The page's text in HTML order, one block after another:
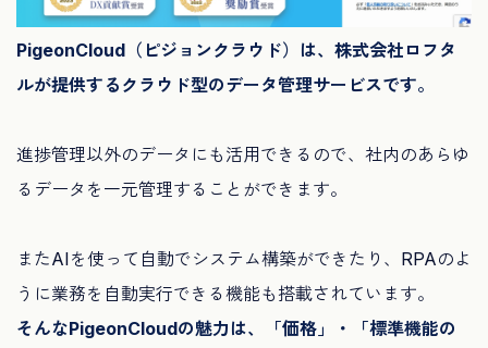
PigeonCloud（ピジョンクラウド）は、株式会社ロフタ
ルが提供するクラウド型のデータ管理サービスです。
進捗管理以外のデータにも活用できるので、社内のあらゆ
るデータを一元管理することができます。
またAIを使って自動でシステム構築ができたり、RPAのよ
うに業務を自動実行できる機能も搭載されています。
そんなPigeonCloudの魅力は、「価格」・「標準機能の